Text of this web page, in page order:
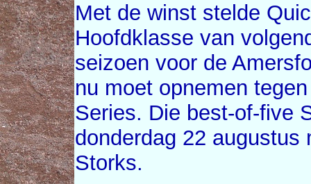
Met de winst stelde
Hoofdklasse van
seizoen voor de
nu moet opnemen
Series. Die best-of-five
donderdag 22 augustus
Storks.